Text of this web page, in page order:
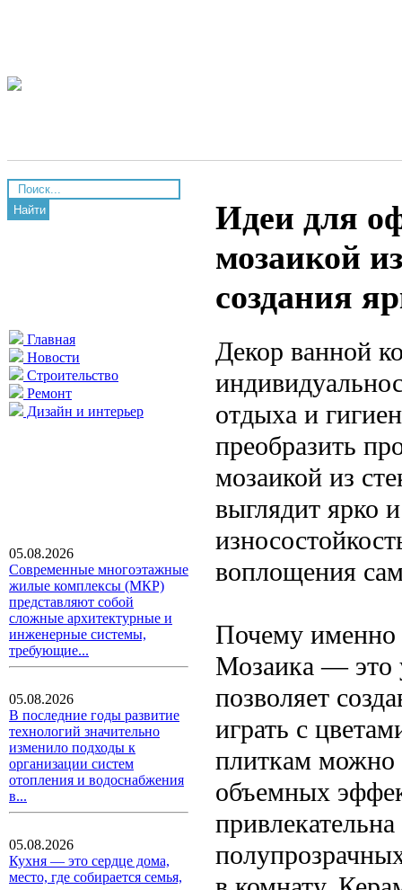
Найти
Главная
Новости
Строительство
Ремонт
Дизайн и интерьер
05.08.2026
Современные многоэтажные
жилые комплексы (МКР)
представляют собой
сложные архитектурные и
инженерные системы,
требующие...
05.08.2026
В последние годы развитие
технологий значительно
изменило подходы к
организации систем
отопления и водоснабжения
в...
05.08.2026
Кухня — это сердце дома,
место, где собирается семья,
Идеи для
мозаикой
создания
Декор ванной
отдыха и
преобразить
мозаикой из
выглядит ярко
воплощения
Почему именно
Мозаика — это
позволяет
играть с
плиткам можно
объемных